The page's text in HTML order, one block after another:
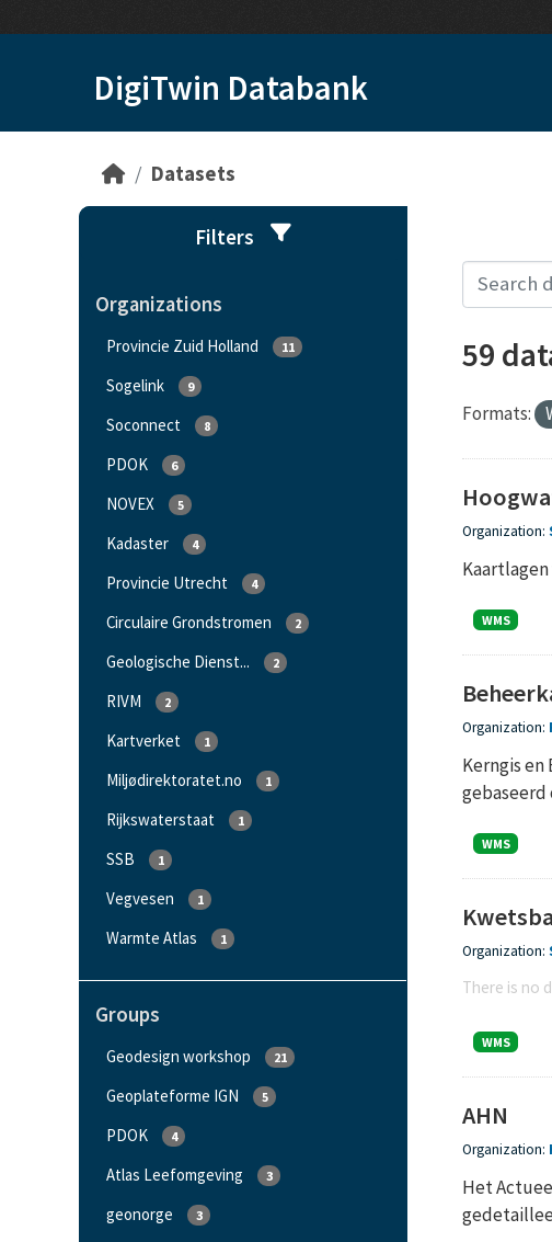
DigiTwin Databank
Datasets
Filters
Organizations
Provincie Zuid Holland 11
Sogelink 9
Soconnect 8
PDOK 6
NOVEX 5
Kadaster 4
Provincie Utrecht 4
Circulaire Grondstromen 2
Geologische Dienst... 2
RIVM 2
Kartverket 1
Miljødirektoratet.no 1
Rijkswaterstaat 1
SSB 1
Vegvesen 1
Warmte Atlas 1
Groups
Geodesign workshop 21
Geoplateforme IGN 5
PDOK 4
Atlas Leefomgeving 3
geonorge 3
59
Formats:
Organization:
WMS
Organization:
Kerngis
gebaseerd
WMS
Organization:
There is no
WMS
AHN
Organization:
Het